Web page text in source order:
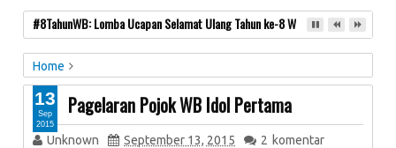
#8TahunWB: Lomba Ucapan Selamat Ulang Tahun ke-8 Warung Blogger
Home
Event WB
Pagelaran Pojok WB Idol Pertama
Pagelaran Pojok WB Idol Pertama
Unknown September 13, 2015 2 komentar
13
Sep
2015